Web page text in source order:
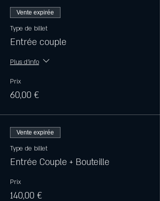
Vente expirée
Type de billet
Entrée couple
Plus d'info
Prix
60,00 €
Vente expirée
Type de billet
Entrée Couple + Bouteille
Prix
140,00 €